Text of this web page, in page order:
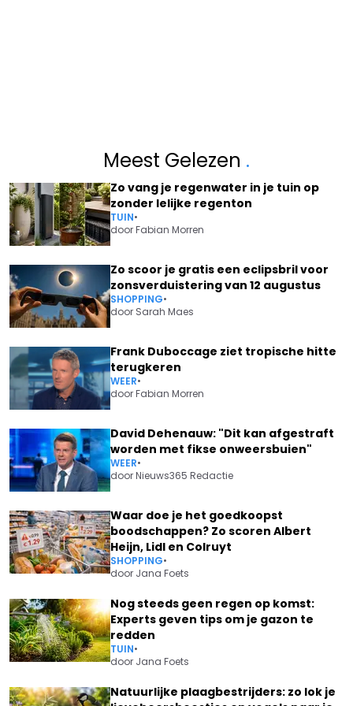
Meest Gelezen .
Zo vang je regenwater in je tuin op
zonder lelijke regenton
TUIN•
doorFabian Morren
Zo scoor je gratis een eclipsbril voor
zonsverduistering van 12 augustus
SHOPPING•
door Sarah Maes
Frank Duboccage ziet tropische hitte
terugkeren
WEER•
doorFabian Morren
David Dehenauw: "Dit kan afgestraft
worden met fikse onweersbuien"
WEER•
doorNieuws365 Redactie
Waar doe je het goedkoopst
boodschappen? Zo scoren Albert
Heijn, Lidl en Colruyt
SHOPPING•
door Jana Foets
Nog steeds geen regen op komst:
Experts geven tips om je gazon te
redden
TUIN•
door Jana Foets
Natuurlijke plaagbestrijders: zo lok je